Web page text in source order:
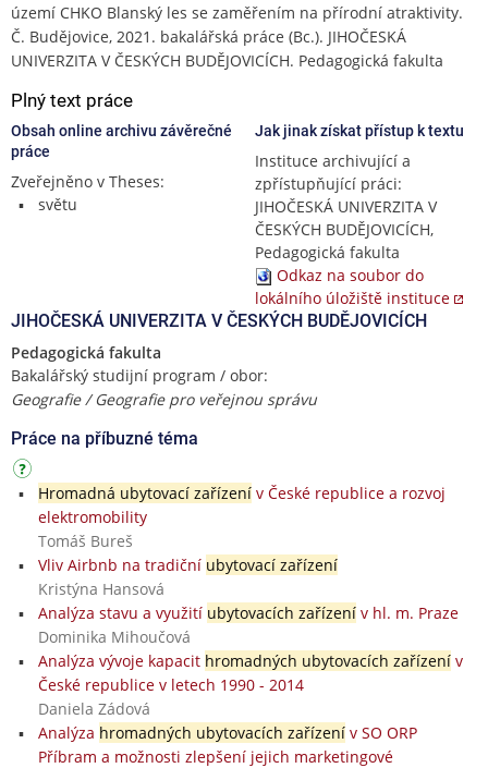
území CHKO Blanský les se zaměřením na přírodní atraktivity.
Č. Budějovice, 2021. bakalářská práce (Bc.). JIHOČESKÁ
UNIVERZITA V ČESKÝCH BUDĚJOVICÍCH. Pedagogická fakulta
Plný text práce
Obsah online archivu závěrečné
práce
Zveřejněno v Theses:
světu
Jak jinak získat přístup k textu
Instituce archivující a
zpřístupňující práci:
JIHOČESKÁ UNIVERZITA V
ČESKÝCH BUDĚJOVICÍCH,
Pedagogická fakulta
Odkaz na soubor do
lokálního úložiště instituce
JIHOČESKÁ UNIVERZITA V ČESKÝCH BUDĚJOVICÍCH
Pedagogická fakulta
Bakalářský studijní program / obor:
Geografie / Geografie pro veřejnou správu
Práce na příbuzné téma
Hromadná ubytovací zařízenív České republice a rozvoj
elektromobility
Tomáš Bureš
Vliv Airbnb na tradiční ubytovací zařízení
Kristýna Hansová
Analýza stavu a využití ubytovacích zařízenív hl. m. Praze
Dominika Mihoučová
Analýza vývoje kapacit hromadných ubytovacích zařízenív
České republice v letech 1990 - 2014
Daniela Zádová
Analýza hromadných ubytovacích zařízenív SO ORP
Příbram a možnosti zlepšení jejich marketingové